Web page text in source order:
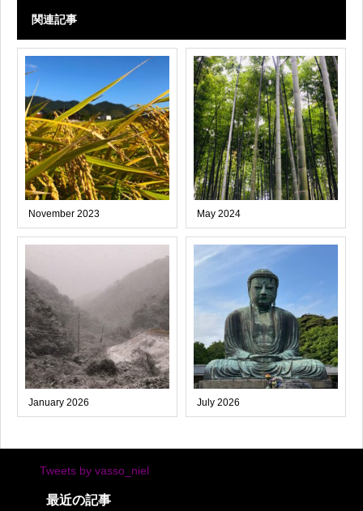
関連記事
November 2023 May 2024
January 2026 July 2026
Tweets by vasso_niel
最近の記事